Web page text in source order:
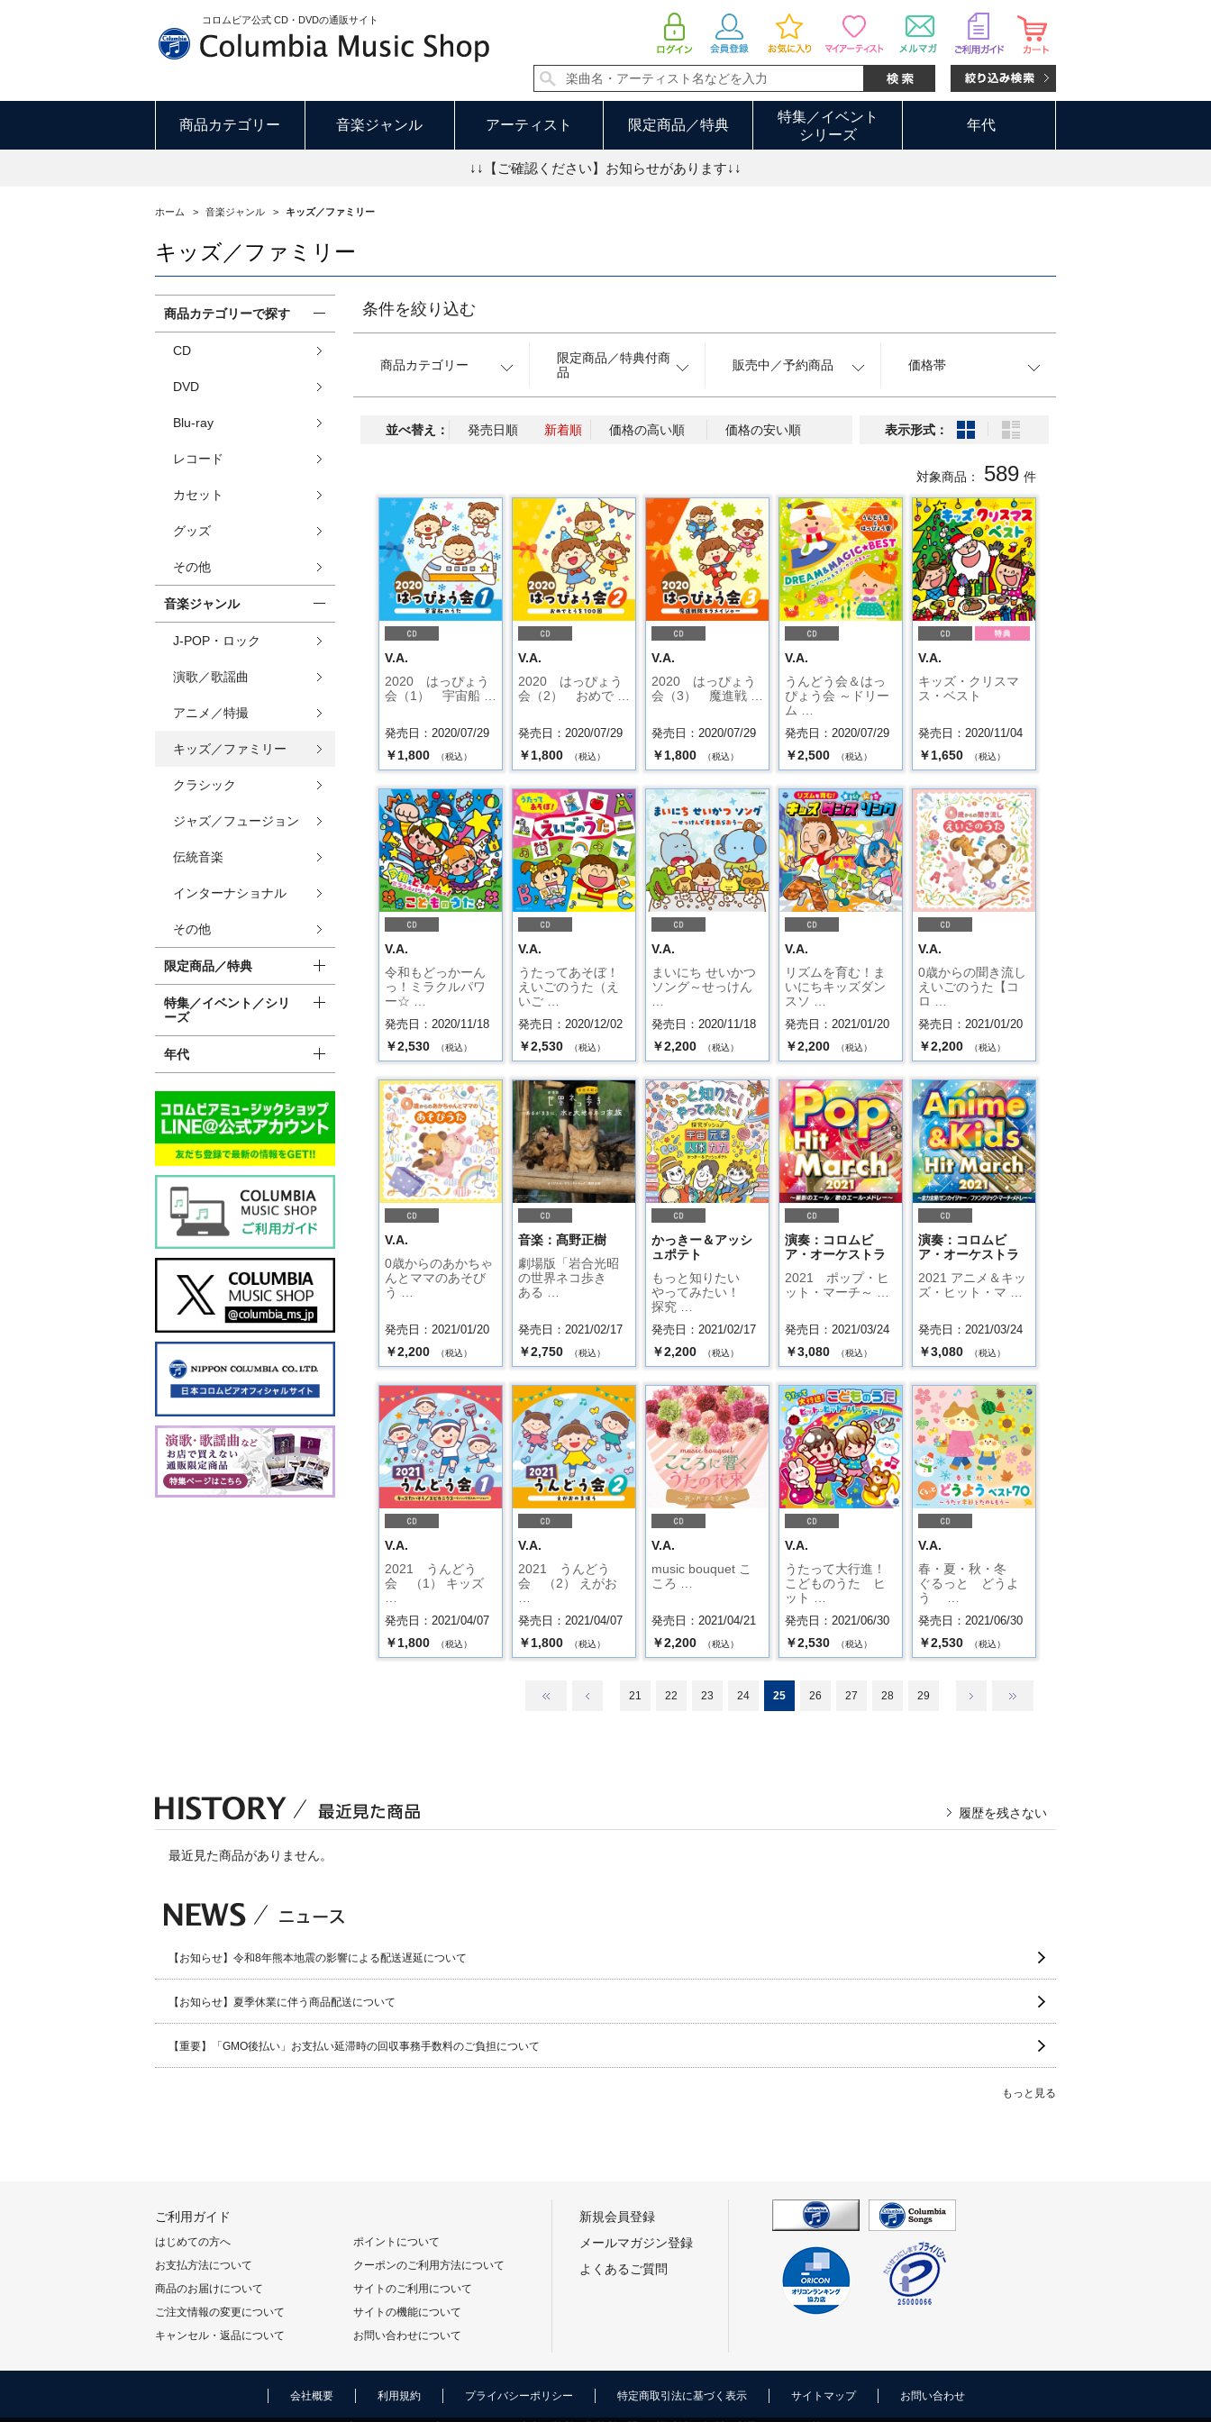
コロムビア公式 CD・DVDの通販サイト
商品カテゴリー 音楽ジャンル アーティスト 限定商品／特典
特集／イベント
シリーズ
年代
↓↓【ご確認ください】お知らせがあります↓↓
ホーム > 音楽ジャンル > キッズ／ファミリー
キッズ／ファミリー
条件を絞り込む
商品カテゴリー
限定商品／特典付商
品
販売中／予約商品 価格帯
並べ替え： 発売日順 新着順 価格の高い順 価格の安い順 表示形式：
対象商品： 589 件
V.A.
2020 はっぴょう
会（1） 宇宙船 …
発売日：2020/07/29
￥1,800 （税込）
V.A.
2020 はっぴょう
会（2） おめで …
発売日：2020/07/29
￥1,800 （税込）
V.A.
2020 はっぴょう
会（3） 魔進戦 …
発売日：2020/07/29
￥1,800 （税込）
V.A.
うんどう会＆はっ
ぴょう会 ～ドリー
ム …
発売日：2020/07/29
￥2,500 （税込）
V.A.
キッズ・クリスマ
ス・ベスト
発売日：2020/11/04
￥1,650 （税込）
V.A.
令和もどっかーん
っ！ミラクルパワ
ー☆ …
発売日：2020/11/18
￥2,530 （税込）
V.A.
うたってあそぼ！
えいごのうた（え
いご …
発売日：2020/12/02
￥2,530 （税込）
V.A.
まいにち せいかつ
ソング～せっけん
発売日：2020/11/18
￥2,200 （税込）
V.A.
リズムを育む！ま
いにちキッズダン
スソ …
発売日：2021/01/20
￥2,200 （税込）
V.A.
0歳からの聞き流し
えいごのうた【コ
ロ …
発売日：2021/01/20
￥2,200 （税込）
V.A.
0歳からのあかちゃ
んとママのあそび
う …
発売日：2021/01/20
￥2,200 （税込）
音楽：髙野正樹
劇場版「岩合光昭
の世界ネコ歩き
ある …
発売日：2021/02/17
￥2,750 （税込）
かっきー＆アッシ
ュポテト
もっと知りたい
やってみたい！
探究 …
発売日：2021/02/17
￥2,200 （税込）
演奏：コロムビ
ア・オーケストラ
2021 ポップ・ヒ
ット・マーチ～ …
発売日：2021/03/24
￥3,080 （税込）
演奏：コロムビ
ア・オーケストラ
2021 アニメ＆キッ
ズ・ヒット・マ …
発売日：2021/03/24
￥3,080 （税込）
V.A.
2021 うんどう
会 （1） キッズ
発売日：2021/04/07
￥1,800 （税込）
V.A.
2021 うんどう
会 （2） えがお
発売日：2021/04/07
￥1,800 （税込）
V.A.
music bouquet こ
ころ …
発売日：2021/04/21
￥2,200 （税込）
V.A.
うたって大行進！
こどものうた ヒ
ット …
発売日：2021/06/30
￥2,530 （税込）
V.A.
春・夏・秋・冬
ぐるっと どうよ
う …
発売日：2021/06/30
￥2,530 （税込）
21 22 23 24 25 26 27 28 29
商品カテゴリーで探す
CD
DVD
Blu-ray
レコード
カセット
グッズ
その他
音楽ジャンル
J-POP・ロック
演歌／歌謡曲
アニメ／特撮
キッズ／ファミリー
クラシック
ジャズ／フュージョン
伝統音楽
インターナショナル
その他
限定商品／特典
特集／イベント／シリ
ーズ
年代
最近見た商品がありません。
履歴を残さない
【お知らせ】令和8年熊本地震の影響による配送遅延について
【お知らせ】夏季休業に伴う商品配送について
【重要】「GMO後払い」お支払い延滞時の回収事務手数料のご負担について
もっと見る
ご利用ガイド
はじめての方へ
お支払方法について
商品のお届けについて
ご注文情報の変更について
キャンセル・返品について
ポイントについて
クーポンのご利用方法について
サイトのご利用について
サイトの機能について
お問い合わせについて
新規会員登録
メールマガジン登録
よくあるご質問
会社概要 利用規約 プライバシーポリシー 特定商取引法に基づく表示 サイトマップ お問い合わせ